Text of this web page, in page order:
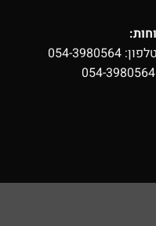
054-3980564
054-3980564